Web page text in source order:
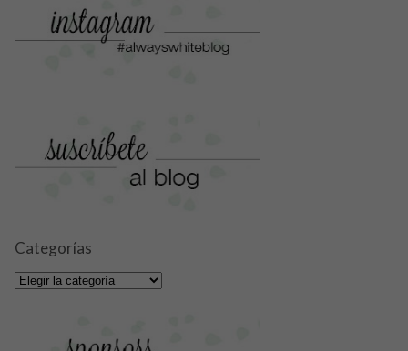
Categorías
Categorías